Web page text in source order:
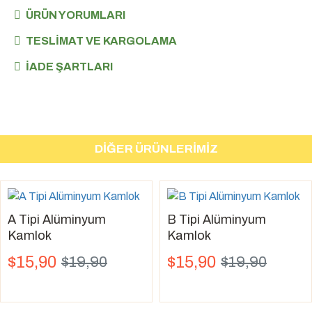
ÜRÜN YORUMLARI
TESLIMAT VE KARGOLAMA
İADE ŞARTLARI
DIĞER ÜRÜNLERIMIZ
A Tipi Alüminyum
Kamlok
$15,90 $19,90
B Tipi Alüminyum
Kamlok
$15,90 $19,90